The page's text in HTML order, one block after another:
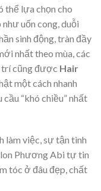
lựa chọn cho
uốn cong, duỗi
sinh động, tràn đầy
nhất theo mùa, các
trí cũng được Hair
một cách nhanh
“khó chiều” nhất
làm việc, sự tận tình
Phương Abi tự tin
tóc ở đâu đẹp, chất